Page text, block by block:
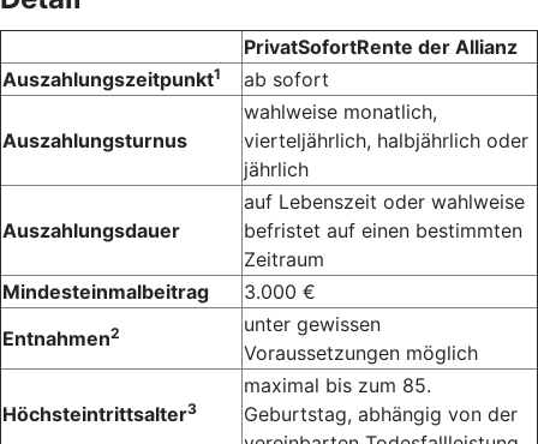
PrivatSofortRente der Allianz
Auszahlungszeitpunkt1 ab sofort
Auszahlungsturnus
wahlweise monatlich,
vierteljährlich, halbjährlich oder
jährlich
Auszahlungsdauer
auf Lebenszeit oder wahlweise
befristet auf einen bestimmten
Zeitraum
Mindesteinmalbeitrag
3.000 €
Entnahmen2
unter gewissen
Voraussetzungen möglich
Höchsteintrittsalter3
maximal bis zum 85.
Geburtstag, abhängig von der